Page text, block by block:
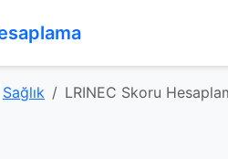
Sağlık LRINEC Skoru